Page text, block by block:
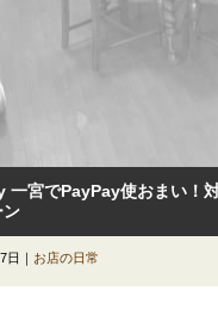
一宮でPayPay使おまい！
ン
日｜ お店の日常